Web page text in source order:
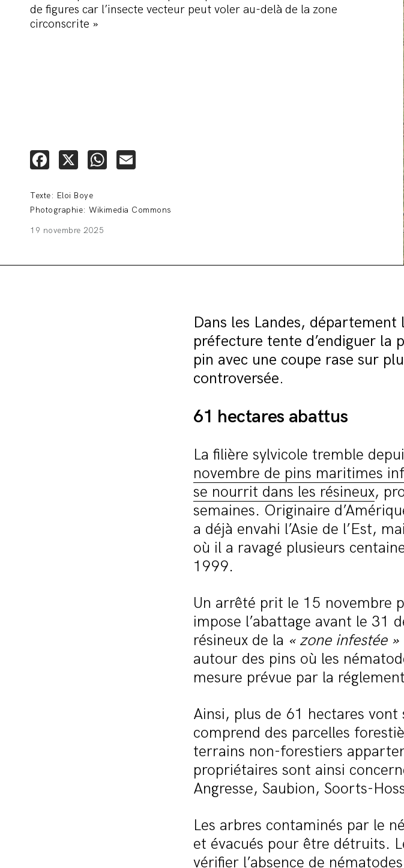
de figures car l’insecte vecteur peut voler au-delà de la zone
circonscrite »
Facebook
X WhatsApp
Texte: Eloi Boye
Photographie: Wikimedia Commons
19 novembre 2025
Dans les Landes,
préfecture tente d’endiguer la
pin avec une coupe rase sur
controversée.
61 hectares abattus
La filière sylvicole tremble
novembre de pins maritimes
se nourrit dans les résineux,
semaines. Originaire
a déjà envahi l’Asie de l’Est,
où il a ravagé plusieurs
1999.
Un arrêté prit le 15 novembre
impose l’abattage avant le 31
résineux de la « zone infestée »
autour des pins où les
mesure prévue par la
Ainsi, plus de 61 hectares
comprend des parcelles
terrains non-forestiers
propriétaires sont ainsi
Angresse, Saubion, Soorts-
Les arbres contaminés par le
et évacués pour être détruits.
vérifier l’absence de